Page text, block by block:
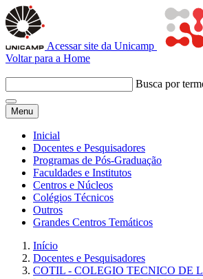
Acessar site da Unicamp
Voltar para a Home
Busca por
Menu
Inicial
Docentes e Pesquisadores
Programas de Pós-Graduação
Faculdades e Institutos
Centros e Núcleos
Colégios Técnicos
Outros
Grandes Centros Temáticos
Início
Docentes e Pesquisadores
COTIL - COLEGIO TECNICO DE